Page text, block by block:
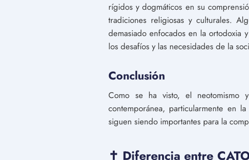
rígidos y dogmáticos en su
tradiciones religiosas y culturales.
demasiado enfocados en la
los desafíos y las necesidades de la
Conclusión
Como se ha visto, el neotomismo
contemporánea, particularmente en
siguen siendo importantes para la
✝️ Diferencia entre